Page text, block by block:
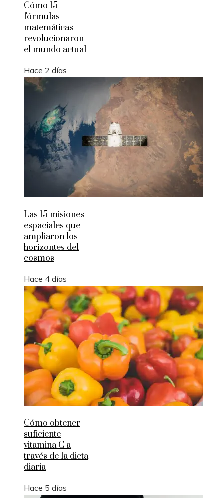
Cómo 15
fórmulas
matemáticas
revolucionaron
el mundo actual
Hace 2 días
Las 15 misiones
espaciales que
ampliaron los
horizontes del
cosmos
Hace 4 días
Cómo obtener
suficiente
vitamina C a
través de la dieta
diaria
Hace 5 días